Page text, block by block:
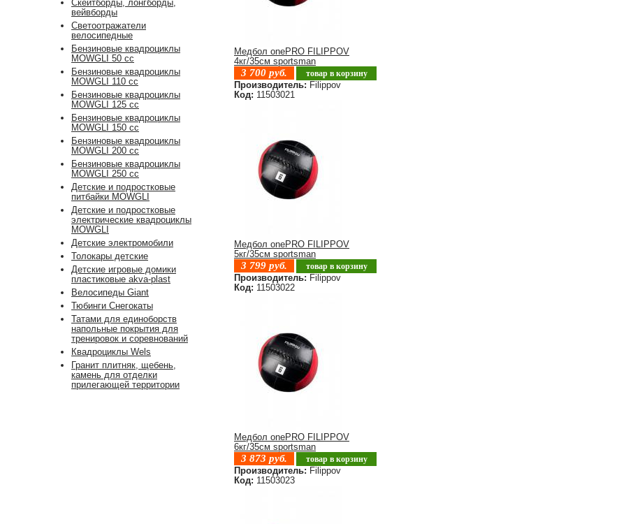
Медбол onePRO FILIPPOV
4кг/35см sportsman
3 700 руб. товар в корзину
Производитель: Filippov
Код: 11503021
Медбол onePRO FILIPPOV
5кг/35см sportsman
3 799 руб. товар в корзину
Производитель: Filippov
Код: 11503022
Медбол onePRO FILIPPOV
6кг/35см sportsman
3 873 руб. товар в корзину
Производитель: Filippov
Код: 11503023
Скейтборды, лонгборды,
вейвборды
Светоотражатели
велосипедные
Бензиновые квадроциклы
MOWGLI 50 cc
Бензиновые квадроциклы
MOWGLI 110 cc
Бензиновые квадроциклы
MOWGLI 125 cc
Бензиновые квадроциклы
MOWGLI 150 cc
Бензиновые квадроциклы
MOWGLI 200 cc
Бензиновые квадроциклы
MOWGLI 250 cc
Детские и подростковые
питбайки MOWGLI
Детские и подростковые
электрические квадроциклы
MOWGLI
Детские электромобили
Толокары детские
Детские игровые домики
пластиковые akva-plast
Велосипеды Giant
Тюбинги Снегокаты
Татами для единоборств
напольные покрытия для
тренировок и соревнований
Квадроциклы Wels
Гранит плитняк, щебень,
камень для отделки
прилегающей территории